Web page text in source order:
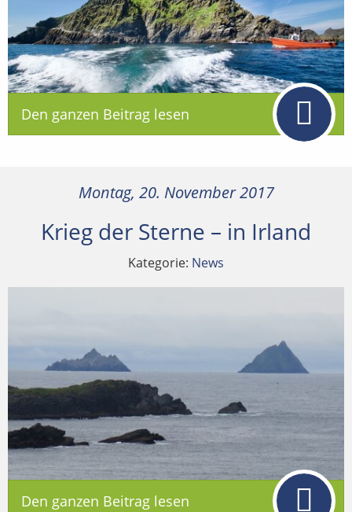
Den ganzen Beitrag lesen
Montag, 20. November 2017
Krieg der Sterne – in Irland
Kategorie: News
Den ganzen Beitrag lesen